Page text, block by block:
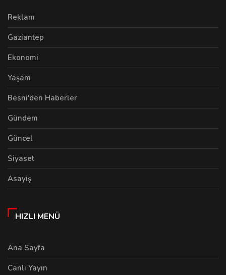
Reklam
Gaziantep
Ekonomi
Yaşam
Besni'den Haberler
Gündem
Güncel
Siyaset
Asayiş
HIZLI MENÜ
Ana Sayfa
Canlı Yayın